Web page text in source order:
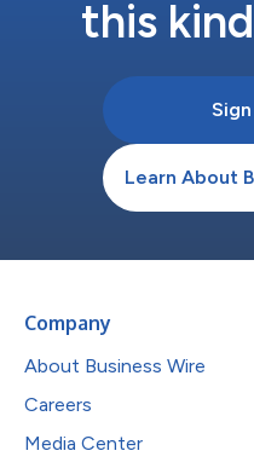
this
Learn About
Company
About Business Wire
Careers
Media Center